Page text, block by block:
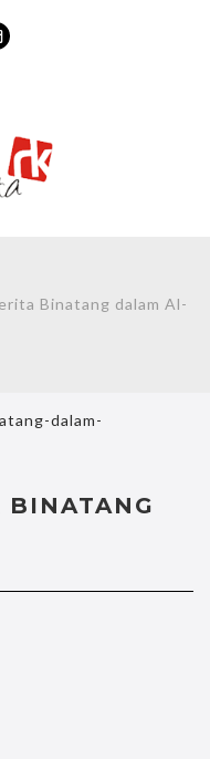
Binatang dalam Al-
BINATANG